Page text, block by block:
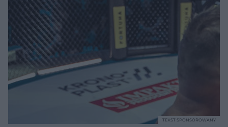
TEKST SPONSOROWANY